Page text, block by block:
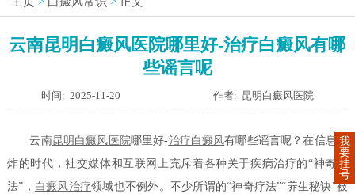
云南昆明白癜风医院哪里好-治疗白癜风有哪
些谣言呢
时间: 2025-11-20 作者: 昆明白癜风医院
云南昆明白癜风医院哪里好-治疗白癜风有哪些谣言呢？在信息爆
炸的时代，社交媒体和互联网上充斥着各种关于疾病治疗的“神奇说
法”， 白癜风治疗领域也不例外。不少所谓的“神奇疗法”“养生秘诀”被
我
要
挂
号